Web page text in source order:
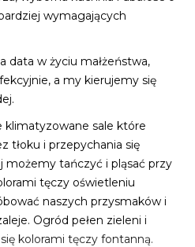
wymagających
data w życiu małżeństwa,
a my kierujemy się
sale które
tłoku i przepychania się
możemy tańczyć i pląsać przy
tęczy oświetleniu
naszych przysmaków i
Ogród pełen zieleni i
kolorami tęczy fontanną.